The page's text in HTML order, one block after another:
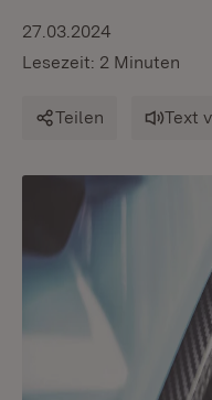
27.03.2024
Lesezeit: 2 Minuten
Teilen Text